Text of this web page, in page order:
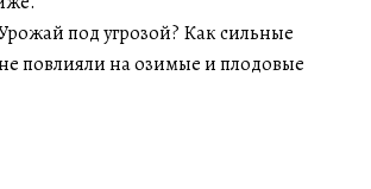
под угрозой? Как сильные
повлияли на озимые и плодовые